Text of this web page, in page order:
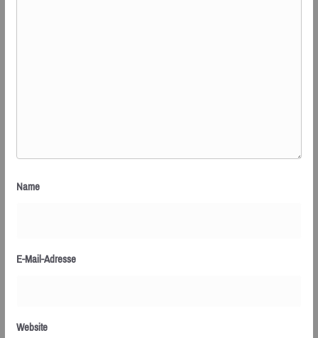
Name
E-Mail-Adresse
Website